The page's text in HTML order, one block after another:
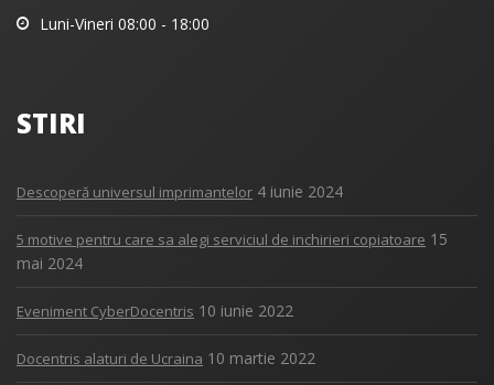
Luni-Vineri 08:00 - 18:00
STIRI
Descoperă universul imprimantelor 4 iunie 2024
5 motive pentru care sa alegi serviciul de inchirieri copiatoare 15
mai 2024
Eveniment CyberDocentris 10 iunie 2022
Docentris alaturi de Ucraina 10 martie 2022